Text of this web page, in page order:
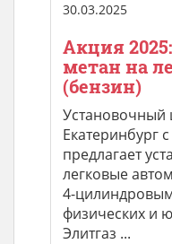
30.03.2025
Акция
метан на
(бензин)
Установочный
Екатеринбург
предлагает
легковые
4-
физических и
Элитгаз ...